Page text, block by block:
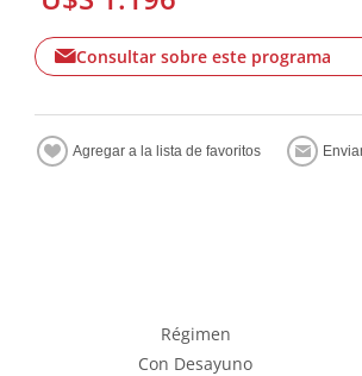
Consultar sobre este programa
Régimen
Con Desayuno